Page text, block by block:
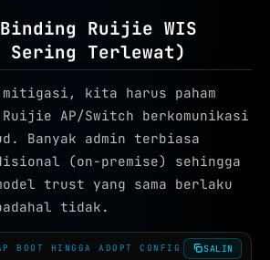
Ruijie WIS
Sering Terlewat)
mitigasi, kita harus paham
Ruijie AP/Switch berkomunikasi
Banyak admin terbiasa
(on-premise) sehingga
trust yang sama berlaku
tidak.
BOOT HINGGA ADOPT CONFIG SALIN